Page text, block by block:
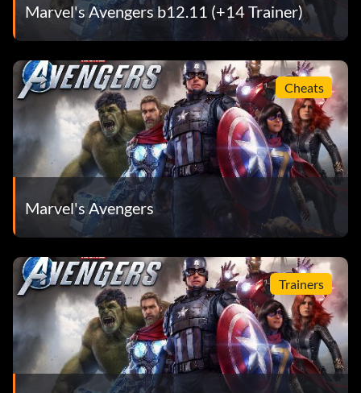
Marvel's Avengers b12.11 (+14 Trainer)
Cheats
Marvel's Avengers
Trainers